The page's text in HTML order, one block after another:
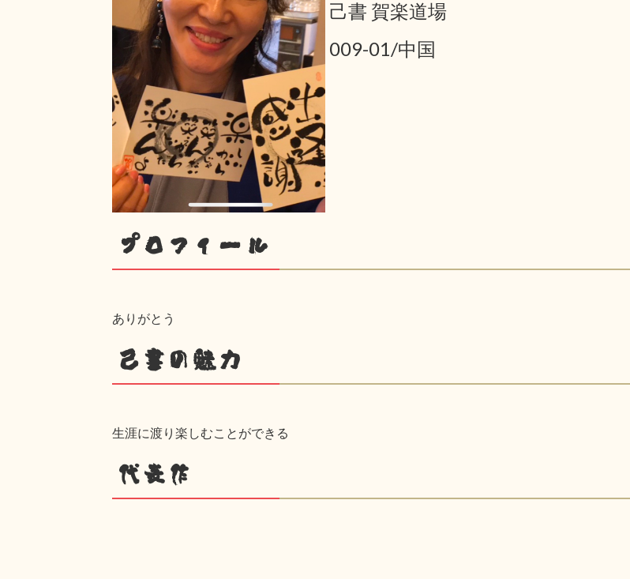
己書 賀楽道場
009-01/中国
プロフィール
ありがとう
己書の魅力
生涯に渡り楽しむことができる
代表作